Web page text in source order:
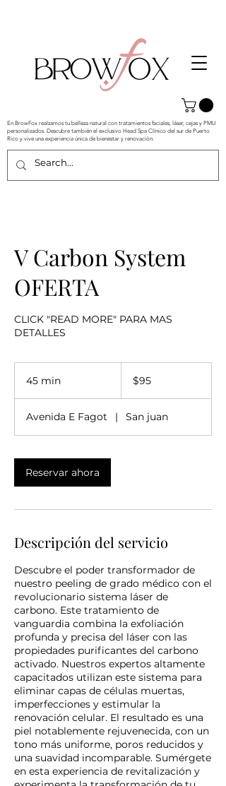
En BrowFox realzamos tu belleza natural con tratamientos faciales, láser, cejas y PMU
personalizados. Descubre también el exclusivo Head Spa Clínico del sur de Puerto
Rico y vive una experiencia única de bienestar y renovación.
V Carbon System
OFERTA
CLICK "READ MORE" PARA MAS
DETALLES
45 min
m
i
dólares
estadounidenses
$95
Avenida E Fagot | San juan
Reservar ahora
Descripción del servicio
Descubre el poder transformador de
nuestro peeling de grado médico con el
revolucionario sistema láser de
carbono. Este tratamiento de
vanguardia combina la exfoliación
profunda y precisa del láser con las
propiedades purificantes del carbono
activado. Nuestros expertos altamente
capacitados utilizan este sistema para
eliminar capas de células muertas,
imperfecciones y estimular la
renovación celular. El resultado es una
piel notablemente rejuvenecida, con un
tono más uniforme, poros reducidos y
una suavidad incomparable. Sumérgete
en esta experiencia de revitalización y